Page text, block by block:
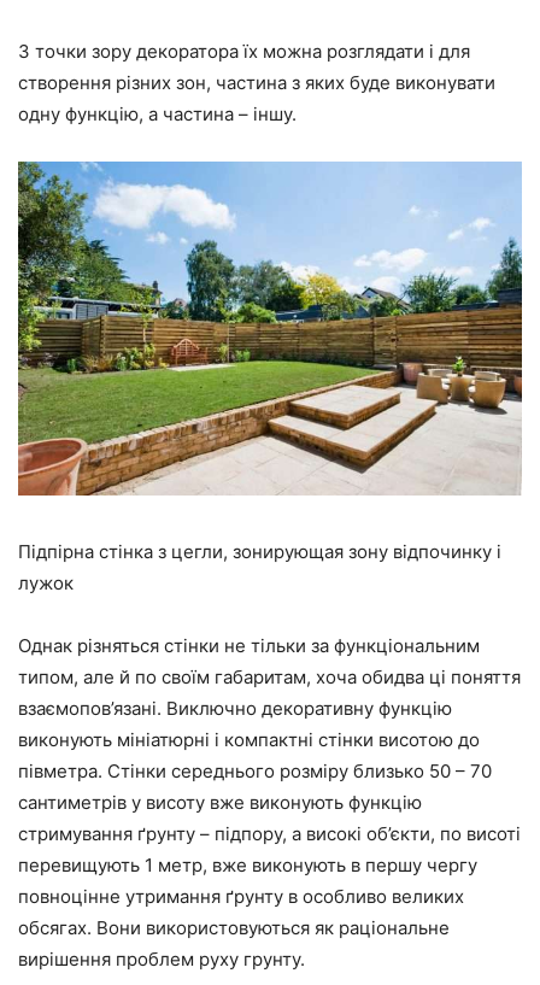
З точки зору декоратора їх можна розглядати і для
створення різних зон, частина з яких буде виконувати
одну функцію, а частина – іншу.
Підпірна стінка з цегли, зонирующая зону відпочинку і
лужок
Однак різняться стінки не тільки за функціональним
типом, але й по своїм габаритам, хоча обидва ці поняття
взаємопов’язані. Виключно декоративну функцію
виконують мініатюрні і компактні стінки висотою до
півметра. Стінки середнього розміру близько 50 – 70
сантиметрів у висоту вже виконують функцію
стримування ґрунту – підпору, а високі об’єкти, по висоті
перевищують 1 метр, вже виконують в першу чергу
повноцінне утримання ґрунту в особливо великих
обсягах. Вони використовуються як раціональне
вирішення проблем руху грунту.